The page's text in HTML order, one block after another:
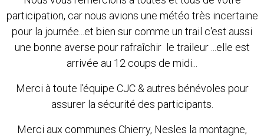
participation, car nous avions une météo très incertaine
pour la journée...et bien sur comme un trail c'est aussi
une bonne averse pour rafraîchir le traileur ...elle est
arrivée au 12 coups de midi...
Merci à toute l'équipe CJC & autres bénévoles pour
assurer la sécurité des participants.
Merci aux communes Chierry, Nesles la montagne,